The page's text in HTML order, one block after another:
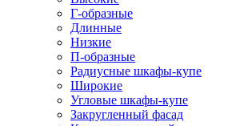
Г-образные
Длинные
Низкие
П-образные
Радиусные шкафы-купе
Широкие
Угловые шкафы-купе
Закругленный фасад